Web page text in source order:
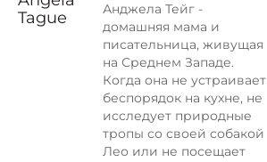
Анджела Тейг -
домашняя мама и
писательница, живущая
на Среднем Западе.
Когда она не устраивает
беспорядок на кухне, не
исследует природные
тропы со своей собакой
Лео или не посещает